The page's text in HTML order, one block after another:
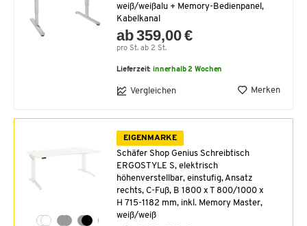
weiß/weißalu + Memory-Bedienpanel,
Kabelkanal
ab 359,00 €
pro St. ab 2 St.
Lieferzeit:innerhalb 2 Wochen
Vergleichen Merken
EIGENMARKE
Schäfer Shop Genius Schreibtisch
ERGOSTYLE S, elektrisch
höhenverstellbar, einstufig, Ansatz
rechts, C-Fuß, B 1800 x T 800/1000 x
H 715-1182 mm, inkl. Memory Master,
weiß/weiß